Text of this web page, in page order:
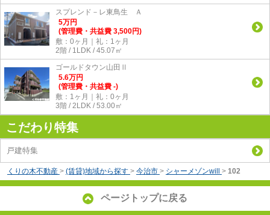
スプレンド－レ東鳥生 Ａ
5万円
(管理費・共益費 3,500円)
敷：0ヶ月｜礼：1ヶ月
2階 / 1LDK / 45.07㎡
ゴールドタウン山田Ⅱ
5.6万円
(管理費・共益費 -)
敷：1ヶ月｜礼：0ヶ月
3階 / 2LDK / 53.00㎡
こだわり特集
戸建特集
くりの木不動産 > (賃貸)地域から探す > 今治市 > シャーメゾンwill > 102
ページトップに戻る